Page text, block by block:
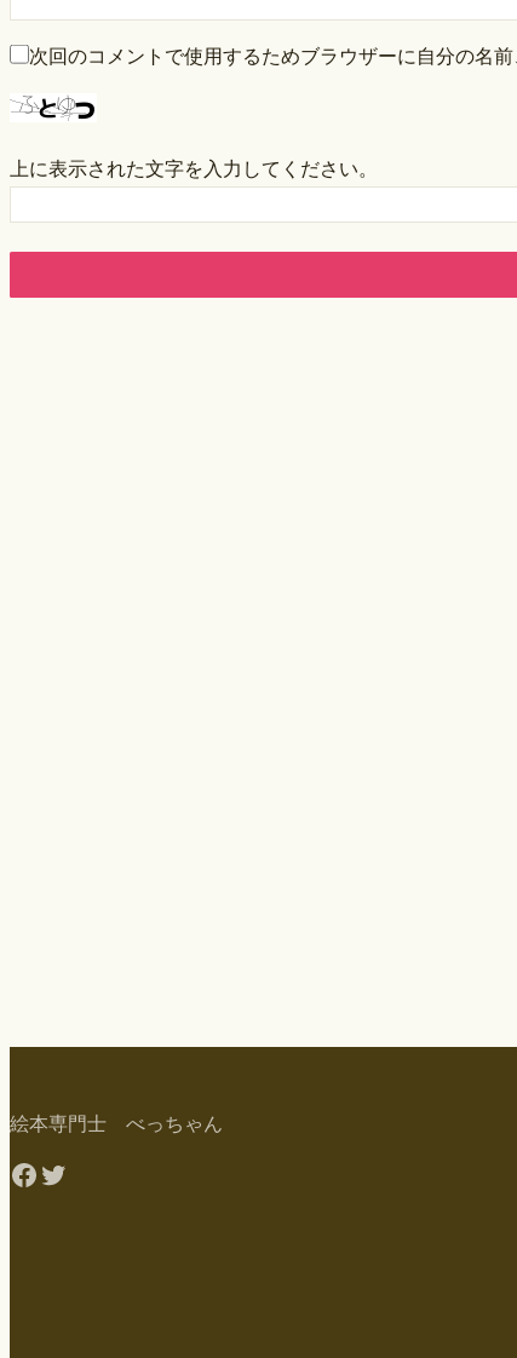
次回のコメントで使用するためブラウザーに自分の名
上に表示された文字を入力してください。
絵本専門士 べっちゃん
Facebook
Twitter